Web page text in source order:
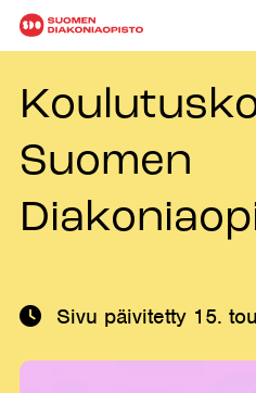
Suomen
Sivu päivitetty 15.